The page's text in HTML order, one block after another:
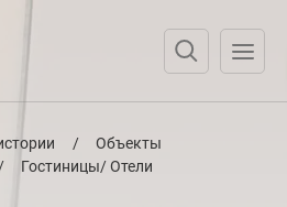
/
Объекты
/
Гостиницы/ Отели